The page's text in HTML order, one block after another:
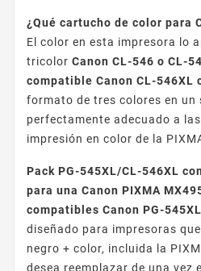
¿Qué cartucho de color para
El color en esta impresora lo
tricolor Canon CL-546 o CL-
compatible Canon CL-546XL
formato de tres colores en un
perfectamente adecuado a
impresión en color de la
Pack PG-545XL/CL-546XL
para una Canon PIXMA
compatibles Canon PG-
diseñado para impresoras
negro + color, incluida la
desea reemplazar de una vez